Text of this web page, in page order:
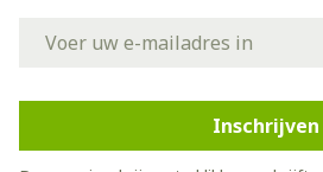
Inschrijven